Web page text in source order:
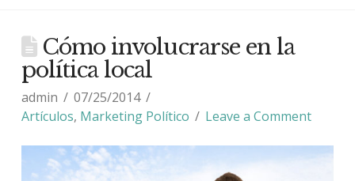
Cómo involucrarse en la
política local
admin
07/25/2014
Artículos, Marketing Político Leave a Comment